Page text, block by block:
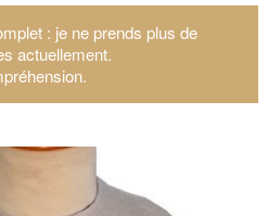
: je ne prends plus de
actuellement.